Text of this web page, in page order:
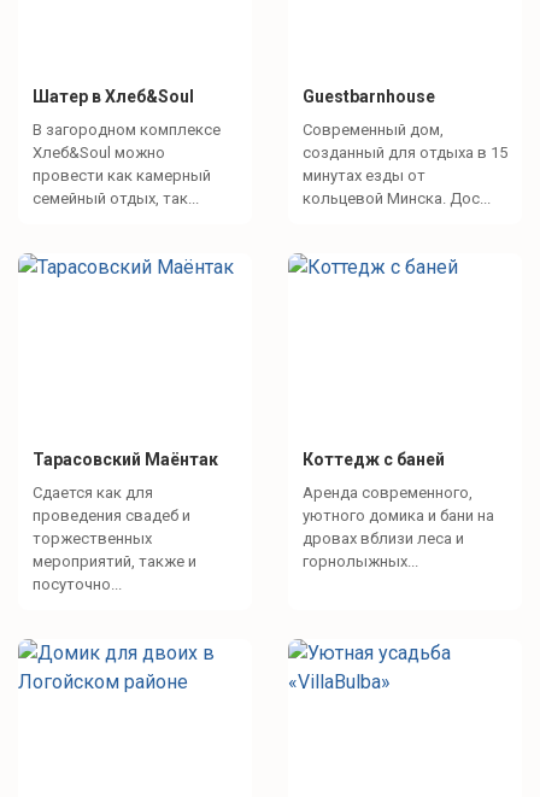
Шатер в Хлеб&Soul
В загородном комплексе
Хлеб&Soul можно
провести как камерный
семейный отдых, так...
Guestbarnhouse
Современный дом,
созданный для отдыха в 15
минутах езды от
кольцевой Минска. Дос...
Тарасовский Маёнтак
Сдается как для
проведения свадеб и
торжественных
мероприятий, также и
посуточно...
Коттедж с баней
Аренда современного,
уютного домика и бани на
дровах вблизи леса и
горнолыжных...